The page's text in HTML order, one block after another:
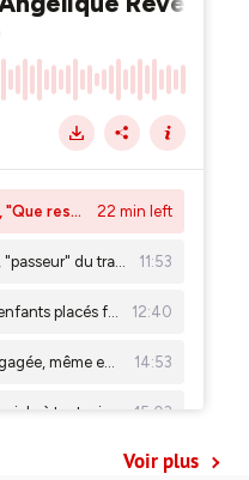
Voir plus